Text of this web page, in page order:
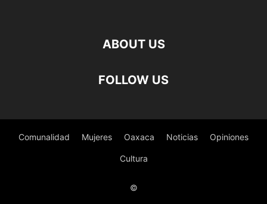
ABOUT US
FOLLOW US
Comunalidad Mujeres Oaxaca Noticias Opiniones
Cultura
©